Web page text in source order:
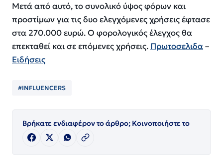
Μετά από αυτό, το συνολικό ύψος φόρων και
προστίμων για τις δυο ελεγχόμενες χρήσεις έφτασε
στα 270.000 ευρώ. Ο φορολογικός έλεγχος θα
επεκταθεί και σε επόμενες χρήσεις. Πρωτοσελιδα–
Ειδήσεις
#INFLUENCERS
Βρήκατε ενδιαφέρον το άρθρο; Κοινοποιήστε το